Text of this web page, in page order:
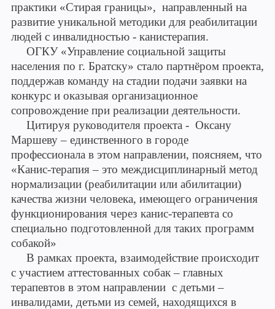
практики «Стирая границы», направленный на
развитие уникальной методики для реабилитации
людей с инвалидностью - канистерапия.
ОГКУ «Управление социальной защиты
населения по г. Братску» стало партнёром проекта,
поддержав команду на стадии подачи заявки на
конкурс и оказывая организационное
сопровождение при реализации деятельности.
Цитируя руководителя проекта - Оксану
Маршеву – единственного в городе
профессионала в этом направлении, поясняем, что
«Канис-терапия – это междисциплинарный метод
нормализации (реабилитации или абилитации)
качества жизни человека, имеющего ограничения
функционирования через канис-терапевта со
специально подготовленной для таких программ
собакой»
В рамках проекта, взаимодействие происходит
с участием аттестованных собак – главных
терапевтов в этом направлении с детьми –
инвалидами, детьми из семей, находящихся в